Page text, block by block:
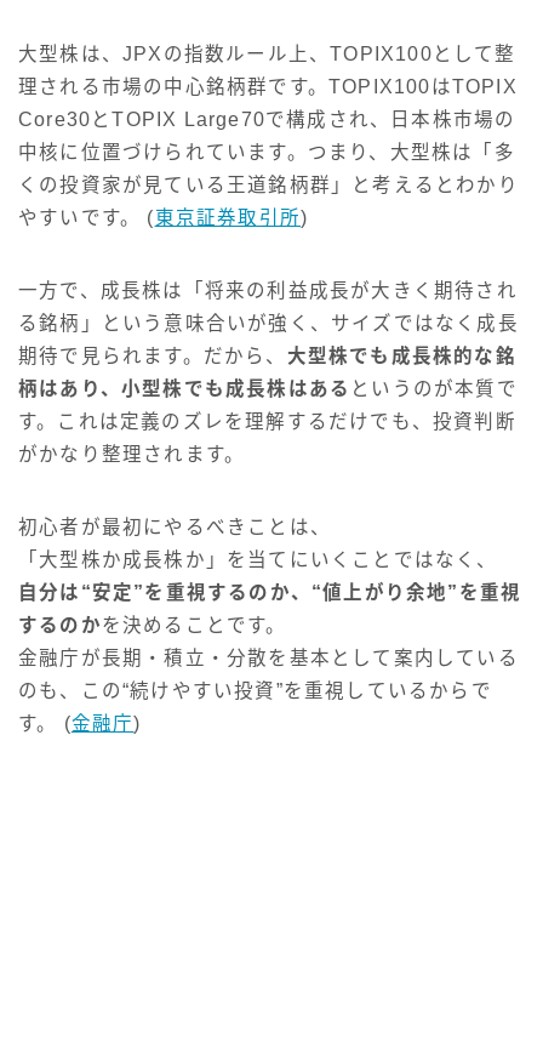
大型株は、JPXの指数ルール上、TOPIX100として整
理される市場の中心銘柄群です。TOPIX100はTOPIX
Core30とTOPIX Large70で構成され、日本株市場の
中核に位置づけられています。つまり、大型株は「多
くの投資家が見ている王道銘柄群」と考えるとわかり
やすいです。 (東京証券取引所)
一方で、成長株は「将来の利益成長が大きく期待され
る銘柄」という意味合いが強く、サイズではなく成長
期待で見られます。だから、 大型株でも成長株的な銘
柄はあり、小型株でも成長株はある というのが本質で
す。これは定義のズレを理解するだけでも、投資判断
がかなり整理されます。
初心者が最初にやるべきことは、
「大型株か成長株か」を当てにいくことではなく、
自分は“安定”を重視するのか、“値上がり余地”を重視
するのかを決めることです。
金融庁が長期・積立・分散を基本として案内している
のも、この“続けやすい投資”を重視しているからで
す。 (金融庁)